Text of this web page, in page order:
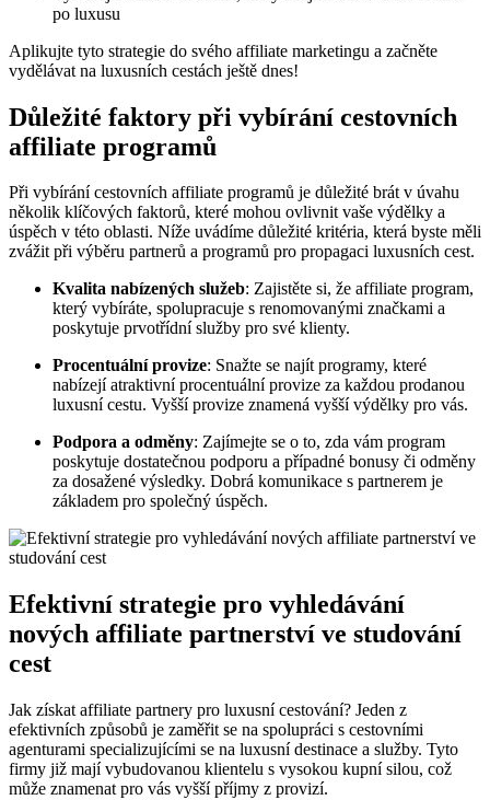
po luxusu
Aplikujte tyto strategie do svého affiliate marketingu a začněte
vydělávat na luxusních cestách ještě dnes!
Důležité faktory při vybírání cestovních
affiliate programů
Při vybírání cestovních affiliate programů je důležité brát v úvahu
několik klíčových faktorů, které mohou ovlivnit vaše výdělky a
úspěch v této oblasti. Níže uvádíme důležité kritéria, která byste měli
zvážit při výběru partnerů a programů pro propagaci luxusních cest.
Kvalita nabízených služeb: Zajistěte si, že affiliate program,
který vybíráte, spolupracuje s renomovanými značkami a
poskytuje prvotřídní služby pro své klienty.
Procentuální provize: Snažte se najít programy, které
nabízejí atraktivní procentuální provize za každou prodanou
luxusní cestu. Vyšší provize znamená vyšší výdělky pro vás.
Podpora a odměny: Zajímejte se o to, zda vám program
poskytuje dostatečnou podporu a případné bonusy či odměny
za dosažené výsledky. Dobrá komunikace s partnerem je
základem pro společný úspěch.
Efektivní strategie pro vyhledávání
nových affiliate partnerství ve studování
cest
Jak získat affiliate partnery pro luxusní cestování? Jeden z
efektivních způsobů je zaměřit se na spolupráci s cestovními
agenturami specializujícími se na luxusní destinace a služby. Tyto
firmy již mají vybudovanou klientelu s vysokou kupní silou, což
může znamenat pro vás vyšší příjmy z provizí.